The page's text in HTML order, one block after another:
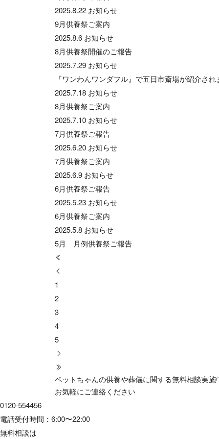
2025.8.22 お知らせ
9月供養祭ご案内
2025.8.6 お知らせ
8月供養祭開催のご報告
2025.7.29 お知らせ
『ワンわんワンダフル』で五日市斎場が紹介され
2025.7.18 お知らせ
8月供養祭ご案内
2025.7.10 お知らせ
7月供養祭ご報告
2025.6.20 お知らせ
7月供養祭ご案内
2025.6.9 お知らせ
6月供養祭ご報告
2025.5.23 お知らせ
6月供養祭ご案内
2025.5.8 お知らせ
5月 月例供養祭ご報告
1
2
3
4
5
ペットちゃんの供養や葬儀に関する無料相談実施
お気軽にご連絡ください
0120-554456
電話受付時間：6:00〜22:00
無料相談は